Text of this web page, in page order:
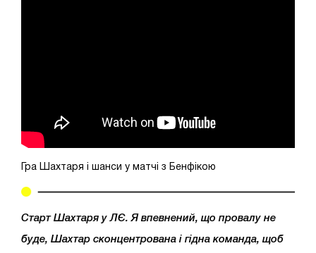
Гра Шахтаря і шанси у матчі з Бенфікою
Старт Шахтаря у ЛЄ. Я впевнений, що провалу не
буде, Шахтар сконцентрована і гідна команда, щоб